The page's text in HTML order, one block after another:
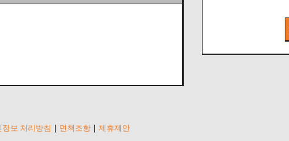
정보 처리방침 | 면책조항 | 제휴제안